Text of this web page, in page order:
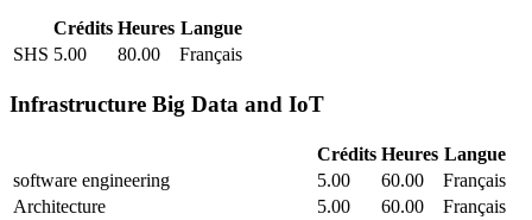
Crédits Heures Langue
SHS 5.00 80.00 Français
Infrastructure Big Data and IoT
Crédits Heures Langue
software engineering
5.00 60.00
Français
Architecture
5.00 60.00
Français